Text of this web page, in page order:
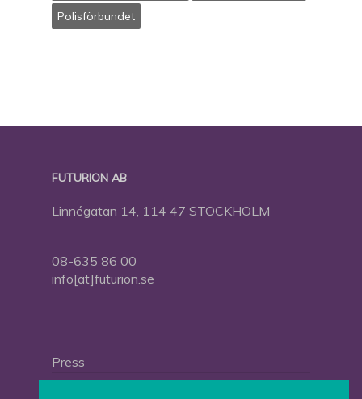
Polisförbundet
FUTURION AB
Linnégatan 14, 114 47 STOCKHOLM
08-635 86 00
info[at]futurion.se
Press
Om Futurion